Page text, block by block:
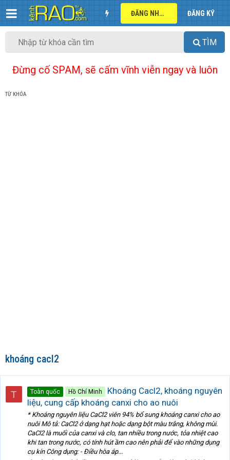
ĐĂNG NHẬP ĐĂNG KÝ
TÌM
Đừng cố SPAM, sẽ cấm vĩnh viễn ngay và luôn
TỪ KHÓA
khoáng cacl2
T Toàn quốc Hồ Chí Minh
Khoáng Cacl2, khoáng nguyên
liệu, cung cấp khoáng canxi cho ao nuôi
* Khoáng nguyên liệu CaCl2 viên 94% bổ sung khoáng canxi cho ao
nuôi Mô tả: CaCl2 ở dạng hạt hoặc dạng bột màu trắng, không mùi.
CaCl2 là muối của canxi và clo, tan nhiều trong nước, tỏa nhiệt cao
khi tan trong nước, có tính hút ầm cao nên phải để vào những dụng
cụ kín Công dụng: - Điều hòa áp...